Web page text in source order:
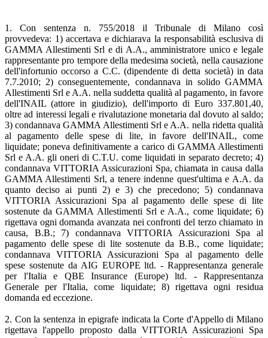
1. Con sentenza n. 755/2018 il Tribunale di Milano così
provvedeva: 1) accertava e dichiarava la responsabilità esclusiva di
GAMMA Allestimenti Srl e di A.A., amministratore unico e legale
rappresentante pro tempore della medesima società, nella causazione
dell'infortunio occorso a C.C. (dipendente di detta società) in data
7.7.2010; 2) conseguentemente, condannava in solido GAMMA
Allestimenti Srl e A.A. nella suddetta qualità al pagamento, in favore
dell'INAIL (attore in giudizio), dell'importo di Euro 337.801,40,
oltre ad interessi legali e rivalutazione monetaria dal dovuto al saldo;
3) condannava GAMMA Allestimenti Srl e A.A. nella ridetta qualità
al pagamento delle spese di lite, in favore dell'INAIL, come
liquidate; poneva definitivamente a carico di GAMMA Allestimenti
Srl e A.A. gli oneri di C.T.U. come liquidati in separato decreto; 4)
condannava VITTORIA Assicurazioni Spa, chiamata in causa dalla
GAMMA Allestimenti Srl, a tenere indenne quest'ultima e A.A. da
quanto deciso ai punti 2) e 3) che precedono; 5) condannava
VITTORIA Assicurazioni Spa al pagamento delle spese di lite
sostenute da GAMMA Allestimenti Srl e A.A., come liquidate; 6)
rigettava ogni domanda avanzata nei confronti del terzo chiamato in
causa, B.B.; 7) condannava VITTORIA Assicurazioni Spa al
pagamento delle spese di lite sostenute da B.B., come liquidate;
condannava VITTORIA Assicurazioni Spa al pagamento delle
spese sostenute da AIG EUROPE ltd. - Rappresentanza generale
per l'Italia e QBE Insurance (Europe) ltd. - Rappresentanza
Generale per l'Italia, come liquidate; 8) rigettava ogni residua
domanda ed eccezione.
2. Con la sentenza in epigrafe indicata la Corte d'Appello di Milano
rigettava l'appello proposto dalla VITTORIA Assicurazioni Spa